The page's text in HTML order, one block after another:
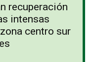
recuperación
intensas
centro sur